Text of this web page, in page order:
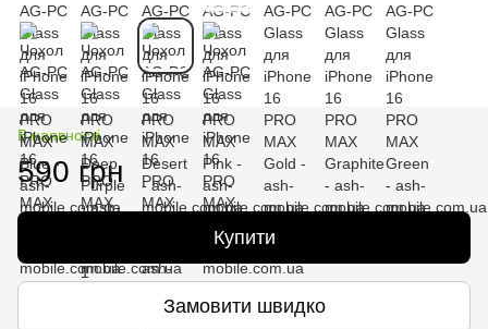
В наявності
590 грн
Купити
Замовити швидко